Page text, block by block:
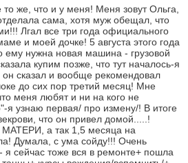
то же, что и у меня! Меня зовут Ольга,
сама, хотя муж обещал, что
Лгал все три года официального
и моей дочке! 5 августа этого года
ему нужна новая машина - грузовой
купим позже, что тут началось-я
сказал и вообще рекомендовал
до сих пор третий месяц! Мне
меня любят и ни на кого не
я узнаю первая/ про измену/! В итоге
что он привел домой.....!
а так 1,5 месяца на
Думала, с ума сойду!!! Очень
сейчас тоже вся в ремонте+ пошла